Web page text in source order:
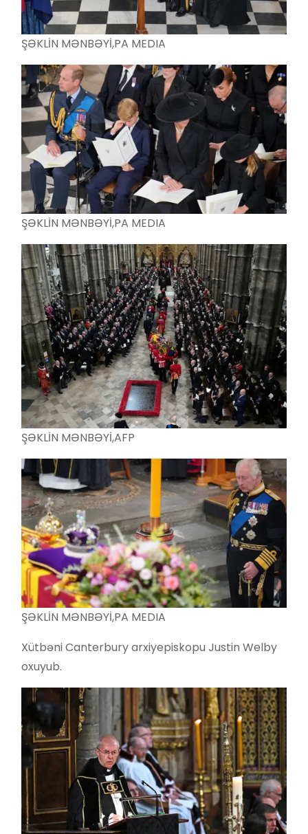
ŞƏKLİN MƏNBƏYİ,PA MEDIA
ŞƏKLİN MƏNBƏYİ,PA MEDIA
ŞƏKLİN MƏNBƏYİ,AFP
ŞƏKLİN MƏNBƏYİ,PA MEDIA
Xütbəni Canterbury arxiyepiskopu Justin Welby
oxuyub.